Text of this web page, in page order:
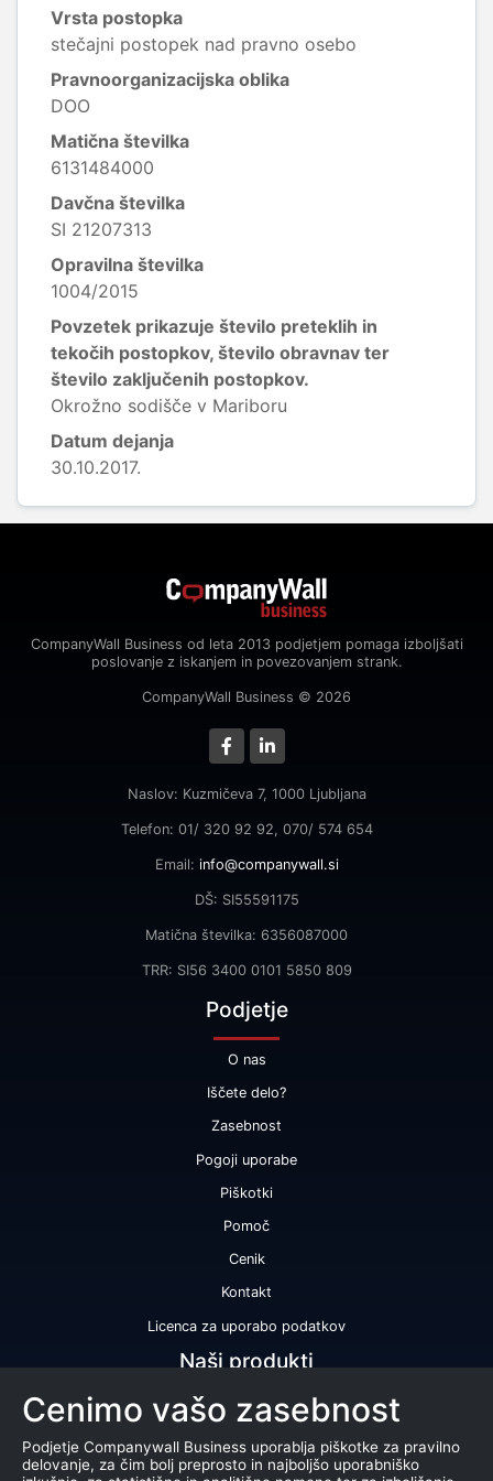
Vrsta postopka
stečajni postopek nad pravno osebo
Pravnoorganizacijska oblika
DOO
Matična številka
6131484000
Davčna številka
SI 21207313
Opravilna številka
1004/2015
Povzetek prikazuje število preteklih in
tekočih postopkov, število obravnav ter
število zaključenih postopkov.
Okrožno sodišče v Mariboru
Datum dejanja
30.10.2017.
CompanyWall Business od leta 2013 podjetjem pomaga izboljšati
poslovanje z iskanjem in povezovanjem strank.
CompanyWall Business © 2026
Naslov: Kuzmičeva 7, 1000 Ljubljana
Telefon: 01/ 320 92 92, 070/ 574 654
Email: info@companywall.si
DŠ: SI55591175
Matična številka: 6356087000
TRR: SI56 3400 0101 5850 809
Podjetje
O nas
Iščete delo?
Zasebnost
Pogoji uporabe
Piškotki
Pomoč
Cenik
Kontakt
Licenca za uporabo podatkov
Naši produkti
Bonitetna ocena
Bonitetno poročilo
Certifikat bonitetne odličnosti
Cenimo vašo zasebnost
Podjetje Companywall Business uporablja piškotke za pravilno
delovanje, za čim bolj preprosto in najboljšo uporabniško